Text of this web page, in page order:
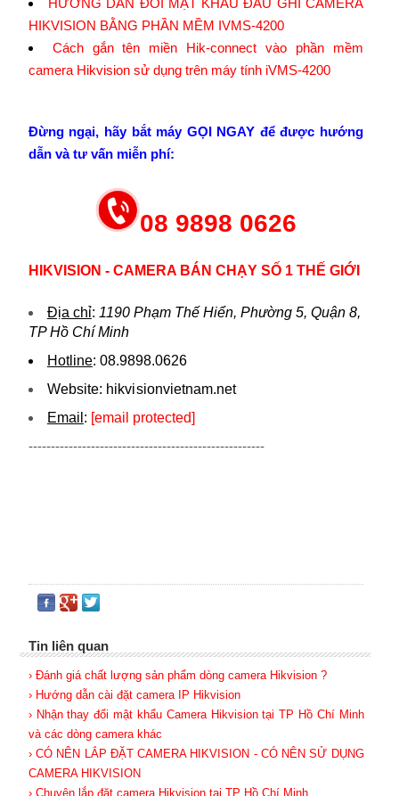
HƯỚNG DẪN ĐỔI MẬT KHẨU ĐẦU GHI CAMERA
HIKVISION BẰNG PHẦN MỀM IVMS-4200
Cách gắn tên miền Hik-connect vào phần mềm
camera Hikvision sử dụng trên máy tính iVMS-4200
Đừng ngại, hãy bắt máy GỌI NGAY để được hướng
dẫn và tư vấn miễn phí:
08 9898 0626
HIKVISION - CAMERA BÁN CHẠY SỐ 1 THẾ GIỚI
Địa chỉ: 1190 Phạm Thế Hiển, Phường 5, Quận 8,
TP Hồ Chí Minh
Hotline: 08.9898.0626
Website: hikvi sionvietnam.net
Email : [email protected]
-----------------------------------------------------
Tin liên quan
› Đánh giá chất lượng sản phẩm dòng camera Hikvision ?
› Hướng dẫn cài đặt camera IP Hikvision
› Nhận thay đổi mật khẩu Camera Hikvision tại TP Hồ Chí Minh
và các dòng camera khác
› CÓ NÊN LẮP ĐẶT CAMERA HIKVISION - CÓ NÊN SỬ DỤNG
CAMERA HIKVISION
› Chuyên lắp đặt camera Hikvision tại TP Hồ Chí Minh